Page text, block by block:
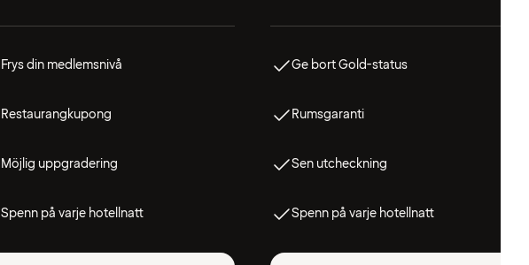
Frys din medlemsnivå
Restaurangkupong
Möjlig uppgradering
Spenn på varje hotellnatt
Ge bort Gold-status
Rumsgaranti
Sen utcheckning
Spenn på varje hotellnatt